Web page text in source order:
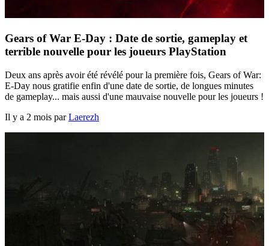
Gears of War E-Day : Date de sortie, gameplay et
terrible nouvelle pour les joueurs PlayStation
Deux ans après avoir été révélé pour la première fois, Gears of War:
E-Day nous gratifie enfin d'une date de sortie, de longues minutes
de gameplay... mais aussi d'une mauvaise nouvelle pour les joueurs !
Il y a 2 mois parLaerezh